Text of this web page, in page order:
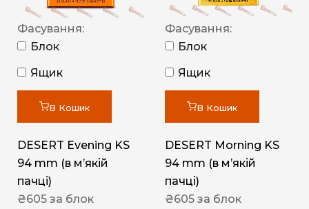
Фасування:
Блок
Ящик
В Кошик
DESERT Evening KS
94 mm (в мʼякій
пачці)
₴605 за блок
Фасування:
Блок
Ящик
В Кошик
DESERT Morning KS
94 mm (в мʼякій
пачці)
₴605 за блок